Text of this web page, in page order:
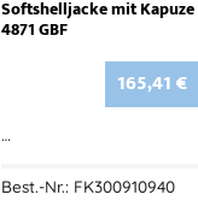
Softshelljacke mit Kapuze
4871 GBF
165,41€
…
Best.-Nr.: FK300910940